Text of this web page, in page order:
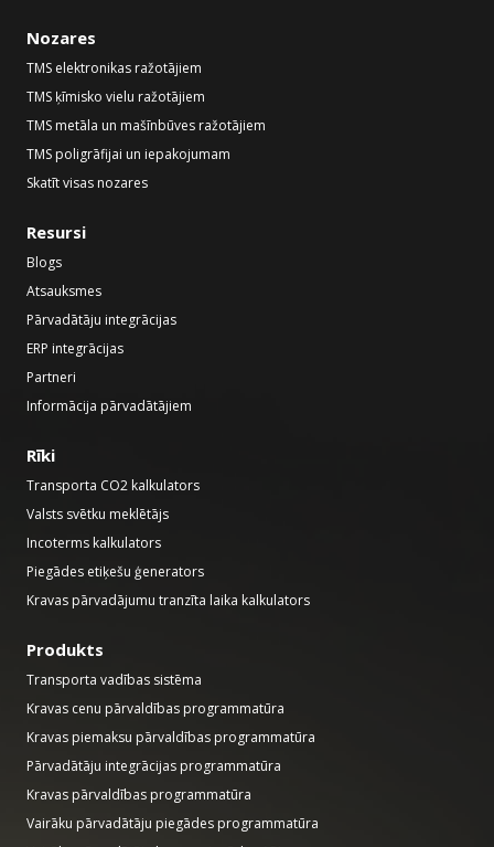
Nozares
TMS elektronikas ražotājiem
TMS ķīmisko vielu ražotājiem
TMS metāla un mašīnbūves ražotājiem
TMS poligrāfijai un iepakojumam
Skatīt visas nozares
Resursi
Blogs
Atsauksmes
Pārvadātāju integrācijas
ERP integrācijas
Partneri
Informācija pārvadātājiem
Rīki
Transporta CO2 kalkulators
Valsts svētku meklētājs
Incoterms kalkulators
Piegādes etiķešu ģenerators
Kravas pārvadājumu tranzīta laika kalkulators
Produkts
Transporta vadības sistēma
Kravas cenu pārvaldības programmatūra
Kravas piemaksu pārvaldības programmatūra
Pārvadātāju integrācijas programmatūra
Kravas pārvaldības programmatūra
Vairāku pārvadātāju piegādes programmatūra